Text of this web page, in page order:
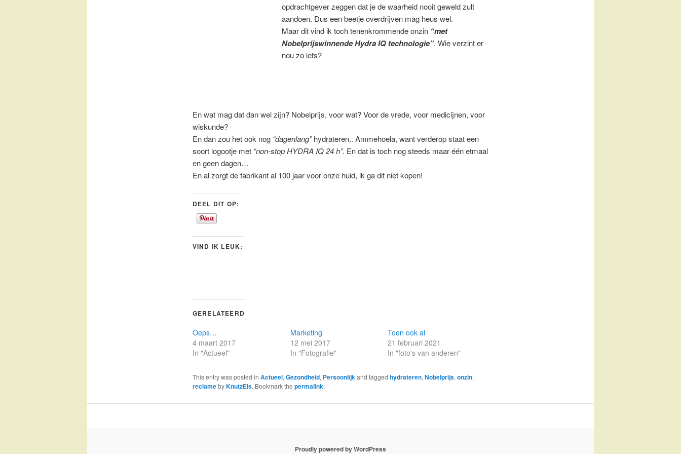
opdrachtgever zeggen dat je de waarheid nooit geweld zult
aandoen. Dus een beetje overdrijven mag heus wel.
Maar dit vind ik toch tenenkrommende onzin “met
Nobelprijswinnende Hydra IQ technologie”. Wie verzint er
nou zo iets?
En wat mag dat dan wel zijn? Nobelprijs, voor wat? Voor de vrede, voor medicijnen, voor
wiskunde?
En dan zou het ook nog “dagenlang”hydrateren.. Ammehoela, want verderop staat een
soort logootje met “non-stop HYDRA IQ 24 h”. En dat is toch nog steeds maar één etmaal
en geen dagen…
En al zorgt de fabrikant al 100 jaar voor onze huid, ik ga dit niet kopen!
DEEL DIT OP:
VIND IK LEUK:
GERELATEERD
Oeps…
4 maart 2017
In "Actueel"
Marketing
12 mei 2017
In "Fotografie"
Toen ook al
21 februari 2021
In "foto's van anderen"
This entry was posted in Actueel,Gezondheid, Persoonlijkand tagged hydrateren,Nobelprijs,onzin,
reclamebyKnutzEls. Bookmark the permalink.
Proudly powered by WordPress